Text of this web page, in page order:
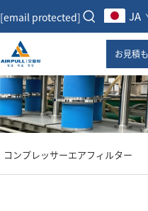
[email protected] JA
お見積
コンプレッサーエアフィルター